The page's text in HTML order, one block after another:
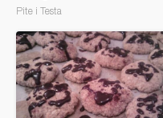
Pite i Testa